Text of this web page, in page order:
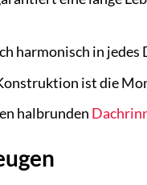
harmonisch in
ist die
halbrunden